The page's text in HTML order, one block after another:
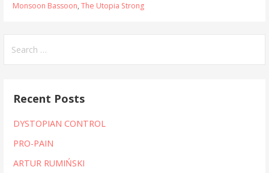
Monsoon Bassoon, The Utopia Strong
for:
Recent Posts
DYSTOPIAN CONTROL
PRO-PAIN
ARTUR RUMIŃSKI